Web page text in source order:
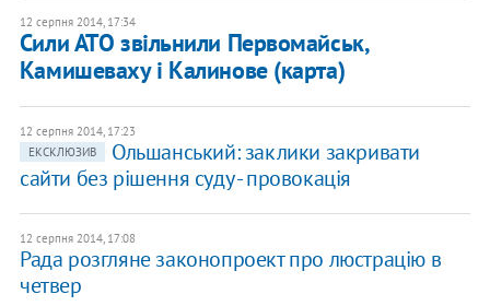
12 серпня 2014, 17:34
Сили АТО звільнили Первомайськ,
Камишеваху і Калинове (карта)
12 серпня 2014, 17:23
ЕКСКЛЮЗИВ
Ольшанський: заклики закривати
сайти без рішення суду - провокація
12 серпня 2014, 17:08
Рада розгляне законопроект про люстрацію в
четвер